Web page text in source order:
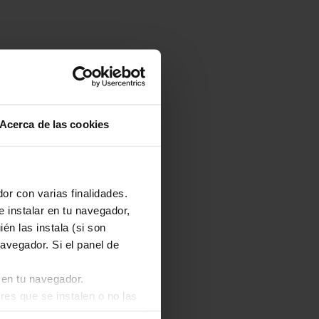
Acerca de las cookies
con varias finalidades.
instalar en tu navegador,
las instala (si son
Si el panel de
tu navegador.
que se instalen o no las